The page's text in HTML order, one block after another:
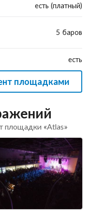
есть (платный)
5 баров
есть
площадками
площадки «Atlas»